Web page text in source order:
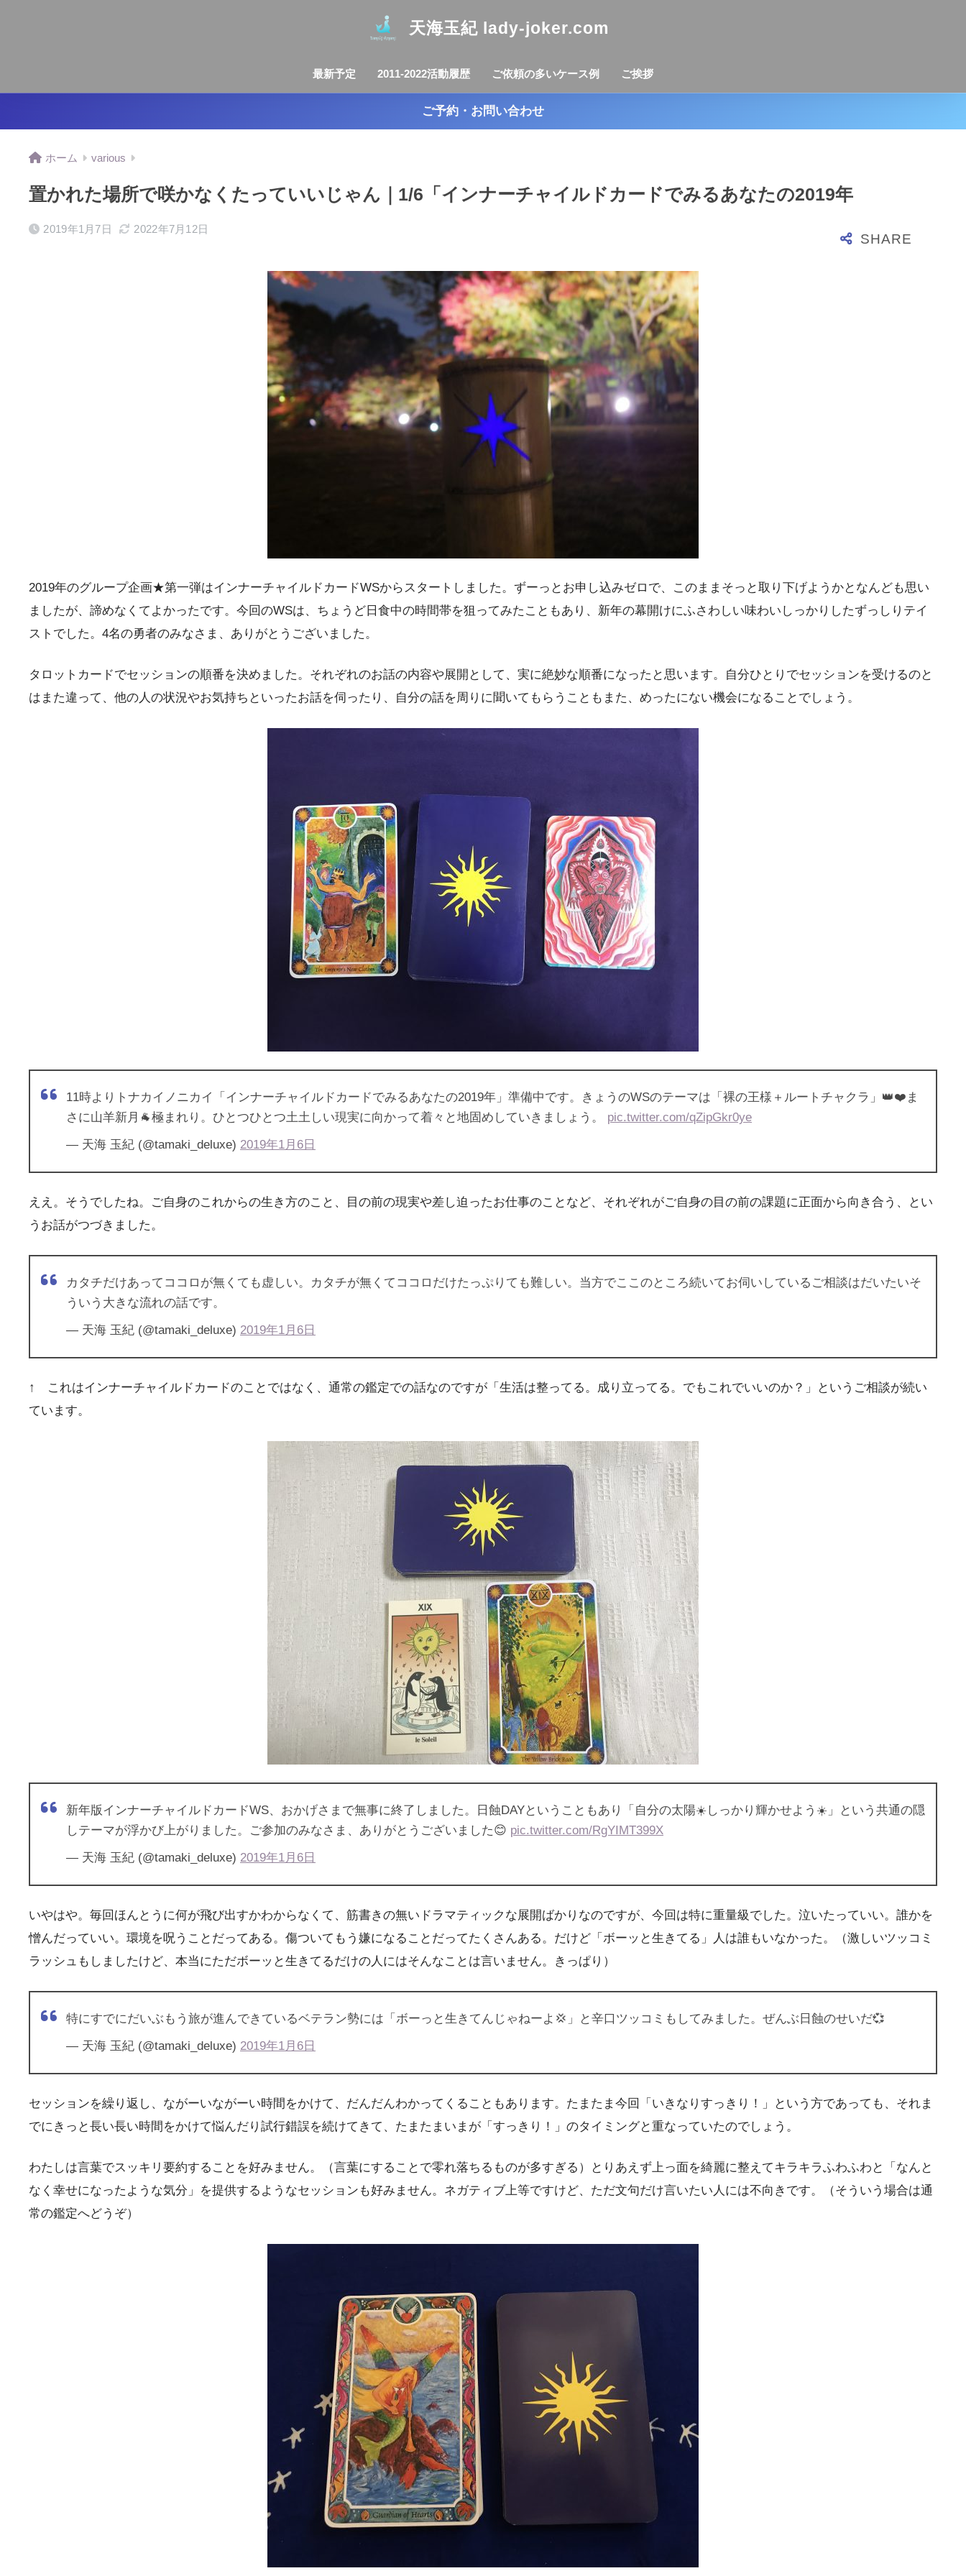
天海玉紀 lady-joker.com
最新予定 2011-2022活動履歴 ご依頼の多いケース例 ご挨拶
ご予約・お問い合わせ
ホーム various
置かれた場所で咲かなくたっていいじゃん｜1/6「インナーチャイルドカードでみるあなたの2019年
2019年1月7日 2022年7月12日
2019年のグループ企画★第一弾はインナーチャイルドカードWSからスタートしました。ずーっとお申し込みゼロで、このままそっと取り下げようかとなんども思い
ましたが、諦めなくてよかったです。今回のWSは、ちょうど日食中の時間帯を狙ってみたこともあり、新年の幕開けにふさわしい味わいしっかりしたずっしりテイ
ストでした。4名の勇者のみなさま、ありがとうございました。
タロットカードでセッションの順番を決めました。それぞれのお話の内容や展開として、実に絶妙な順番になったと思います。自分ひとりでセッションを受けるのと
はまた違って、他の人の状況やお気持ちといったお話を伺ったり、自分の話を周りに聞いてもらうこともまた、めったにない機会になることでしょう。
11時よりトナカイノニカイ「インナーチャイルドカードでみるあなたの2019年」準備中です。きょうのWSのテーマは「裸の王様＋ルートチャクラ」👑❤️ま
さに山羊新月🐐極まれり。ひとつひとつ土土しい現実に向かって着々と地固めしていきましょう。 pic.twitter.com/qZipGkr0ye
— 天海 玉紀 (@tamaki_deluxe) 2019年1月6日
ええ。そうでしたね。ご自身のこれからの生き方のこと、目の前の現実や差し迫ったお仕事のことなど、それぞれがご自身の目の前の課題に正面から向き合う、とい
うお話がつづきました。
カタチだけあってココロが無くても虚しい。カタチが無くてココロだけたっぷりても難しい。当方でここのところ続いてお伺いしているご相談はだいたいそ
ういう大きな流れの話です。
— 天海 玉紀 (@tamaki_deluxe) 2019年1月6日
↑ これはインナーチャイルドカードのことではなく、通常の鑑定での話なのですが「生活は整ってる。成り立ってる。でもこれでいいのか？」というご相談が続い
ています。
新年版インナーチャイルドカードWS、おかげさまで無事に終了しました。日蝕DAYということもあり「自分の太陽☀️しっかり輝かせよう☀️」という共通の隠
しテーマが浮かび上がりました。ご参加のみなさま、ありがとうございました😊 pic.twitter.com/RgYIMT399X
— 天海 玉紀 (@tamaki_deluxe) 2019年1月6日
いやはや。毎回ほんとうに何が飛び出すかわからなくて、筋書きの無いドラマティックな展開ばかりなのですが、今回は特に重量級でした。泣いたっていい。誰かを
憎んだっていい。環境を呪うことだってある。傷ついてもう嫌になることだってたくさんある。だけど「ボーッと生きてる」人は誰もいなかった。（激しいツッコミ
ラッシュもしましたけど、本当にただボーッと生きてるだけの人にはそんなことは言いません。きっぱり）
特にすでにだいぶもう旅が進んできているベテラン勢には「ボーっと生きてんじゃねーよ💢」と辛口ツッコミもしてみました。ぜんぶ日蝕のせいだ💞
— 天海 玉紀 (@tamaki_deluxe) 2019年1月6日
セッションを繰り返し、ながーいながーい時間をかけて、だんだんわかってくることもあります。たまたま今回「いきなりすっきり！」という方であっても、それま
でにきっと長い長い時間をかけて悩んだり試行錯誤を続けてきて、たまたまいまが「すっきり！」のタイミングと重なっていたのでしょう。
わたしは言葉でスッキリ要約することを好みません。（言葉にすることで零れ落ちるものが多すぎる）とりあえず上っ面を綺麗に整えてキラキラふわふわと「なんと
なく幸せになったような気分」を提供するようなセッションも好みません。ネガティブ上等ですけど、ただ文句だけ言いたい人には不向きです。（そういう場合は通
常の鑑定へどうぞ）